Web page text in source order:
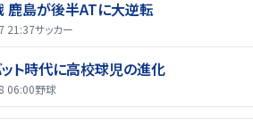
鹿島が後半ATに大逆転
21:37サッカー
ト時代に高校球児の進化
06:00野球